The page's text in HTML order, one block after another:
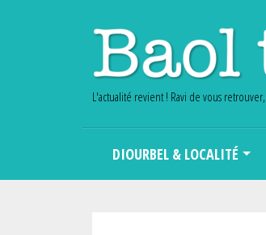
L'actualité revient ! Ravi de vous
DIOURBEL & LOCALITÉ